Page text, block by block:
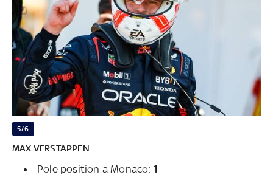
5/6
MAX VERSTAPPEN
Pole position a Monaco: 1